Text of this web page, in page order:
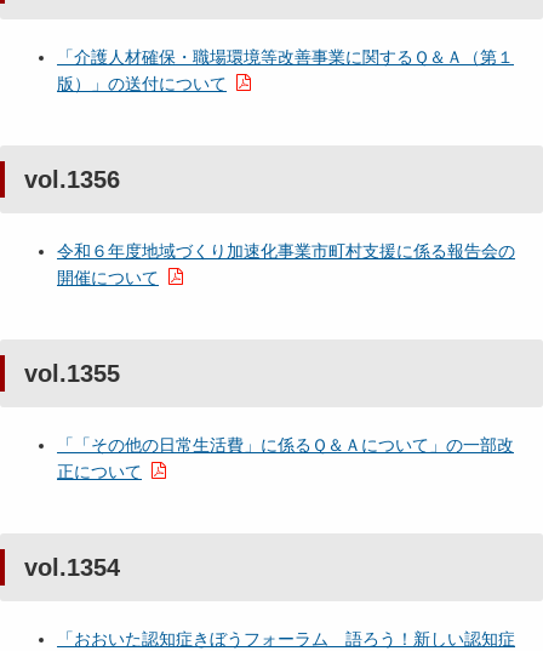
「介護人材確保・職場環境等改善事業に関するＱ＆Ａ（第１
版）」の送付について
vol.1356
令和６年度地域づくり加速化事業市町村支援に係る報告会の
開催について
vol.1355
「「その他の日常生活費」に係るＱ＆Ａについて」の一部改
正について
vol.1354
「おおいた認知症きぼうフォーラム 語ろう！新しい認知症